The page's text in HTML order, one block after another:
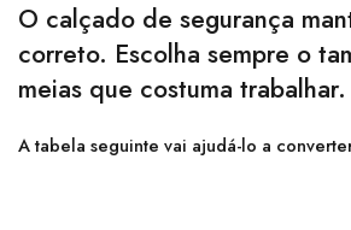
O calçado de segurança
correto. Escolha sempre o
meias que costuma trabalhar.
A tabela seguinte vai ajudá-lo a